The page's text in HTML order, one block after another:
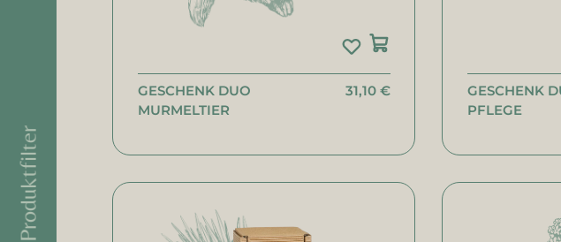
Produktfilter
GESCHENK DUO
MURMELTIER
31,10 €
GESCHENK
PFLEGE